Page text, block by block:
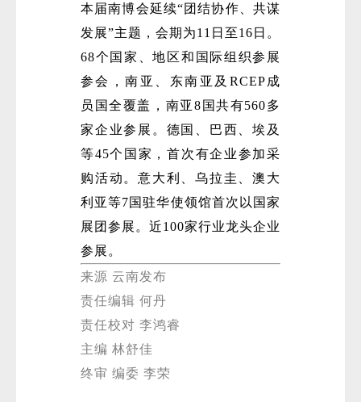
本届南博会延续“团结协作、共谋
发展”主题，会期为11日至16日。
68个国家、地区和国际组织参展
参会，南亚、东南亚及RCEP成
员国全覆盖，南亚8国共有560多
家企业参展。德国、巴西、埃及
等45个国家，首次有企业参加采
购活动。意大利、乌拉圭、澳大
利亚等7国驻华使领馆首次以国家
展团参展。近100家行业龙头企业
参展。
来源 云南发布
责任编辑 何丹
责任校对 李鸿睿
主编 林舒佳
终审 编委 李荣